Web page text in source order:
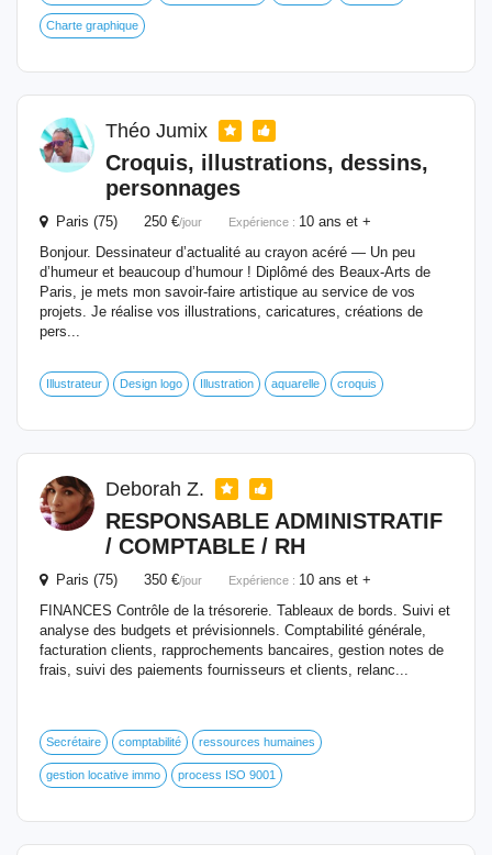
Charte graphique
Théo Jumix
Croquis, illustrations, dessins,
personnages
Paris (75) 250 €/jour Expérience : 10 ans et +
Bonjour. Dessinateur d’actualité au crayon acéré — Un peu
d’humeur et beaucoup d’humour ! Diplômé des Beaux-Arts de
Paris, je mets mon savoir-faire artistique au service de vos
projets. Je réalise vos illustrations, caricatures, créations de
pers...
Illustrateur Design logo Illustration aquarelle croquis
Deborah Z.
RESPONSABLE ADMINISTRATIF
/ COMPTABLE / RH
Paris (75) 350 €/jour Expérience : 10 ans et +
FINANCES Contrôle de la trésorerie. Tableaux de bords. Suivi et
analyse des budgets et prévisionnels. Comptabilité générale,
facturation clients, rapprochements bancaires, gestion notes de
frais, suivi des paiements fournisseurs et clients, relanc...
Secrétaire comptabilité ressources humaines
gestion locative immo process ISO 9001